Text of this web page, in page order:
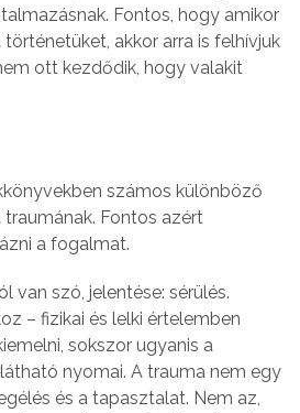
Fontos, hogy amikor
akkor arra is felhívjuk
ott kezdődik, hogy valakit
számos különböző
Fontos azért
a fogalmat.
van szó, jelentése: sérülés.
– fizikai és lelki értelemben
sokszor ugyanis a
nyomai. A trauma nem egy
és a tapasztalat. Nem az,